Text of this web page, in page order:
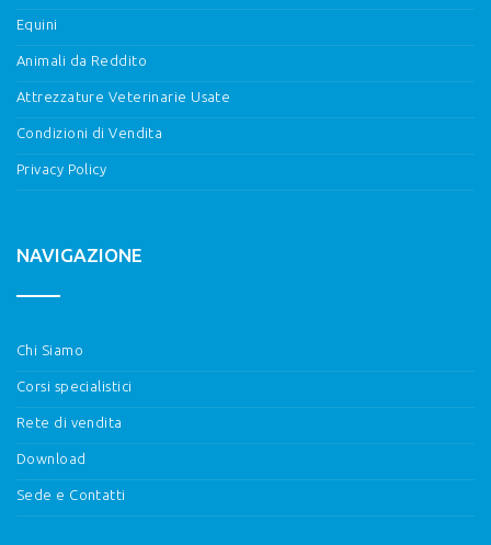
Equini
Animali da Reddito
Attrezzature Veterinarie Usate
Condizioni di Vendita
Privacy Policy
NAVIGAZIONE
Chi Siamo
Corsi specialistici
Rete di vendita
Download
Sede e Contatti